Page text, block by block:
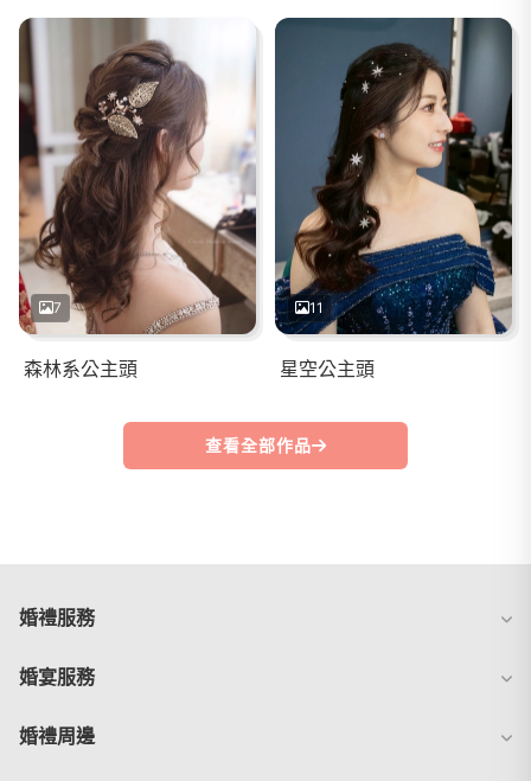
7
森林系公主頭
11
星空公主頭
查看全部作品
婚禮服務
婚宴服務
婚禮周邊